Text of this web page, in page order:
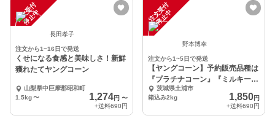
注
文
受
付
停
止
中
長田孝子
注文から1~16日で発送
くせになる食感と美味しさ！新鮮
獲れたてヤングコーン
山梨県中巨摩郡昭和町
1.5kg〜 1,274円 〜
+送料690円
注
文
受
付
停
止
中
野本博幸
注文から1~5日で発送
【ヤングコーン】予約販売品種は
『プラチナコーン』『ミルキーシ
ュガー』箱込み２kg
茨城県土浦市
箱込み2kg
1,850円
+送料690円